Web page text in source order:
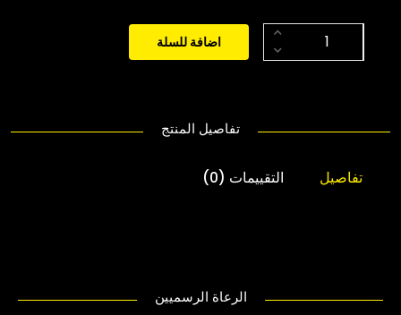
اضافة للسلة
تفاصيل المنتج
تفاصيل التقييمات (0)
الرعاة الرسميين